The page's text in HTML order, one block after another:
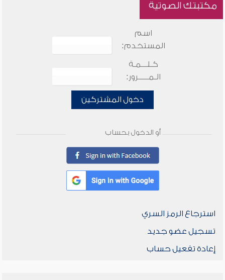
مكتبتك الصوتية
اسم
المستخدم:
كـلـــمـة
الـمـــــرور:
دخول المشتركين
أو الدخول بحساب
استرجاع الرمز السري
تسجيل عضو جديد
إعادة تفعيل حساب